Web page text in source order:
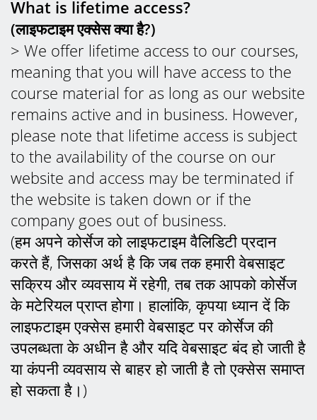
What is lifetime access?
(लाइफटाइम एक्सेस क्या है?)
> We offer lifetime access to our courses,
meaning that you will have access to the
course material for as long as our website
remains active and in business. However,
please note that lifetime access is subject
to the availability of the course on our
website and access may be terminated if
the website is taken down or if the
company goes out of business.
(हम अपने कोर्सेज को लाइफटाइम वैलिडिटी प्रदान
करते हैं, जिसका अर्थ है कि जब तक हमारी वेबसाइट
सक्रिय और व्यवसाय में रहेगी, तब तक आपको कोर्सेज
के मटेरियल प्राप्त होगा। हालांकि, कृपया ध्यान दें कि
लाइफटाइम एक्सेस हमारी वेबसाइट पर कोर्सेज की
उपलब्धता के अधीन है और यदि वेबसाइट बंद हो जाती है
या कंपनी व्यवसाय से बाहर हो जाती है तो एक्सेस समाप्त
हो सकता है।)